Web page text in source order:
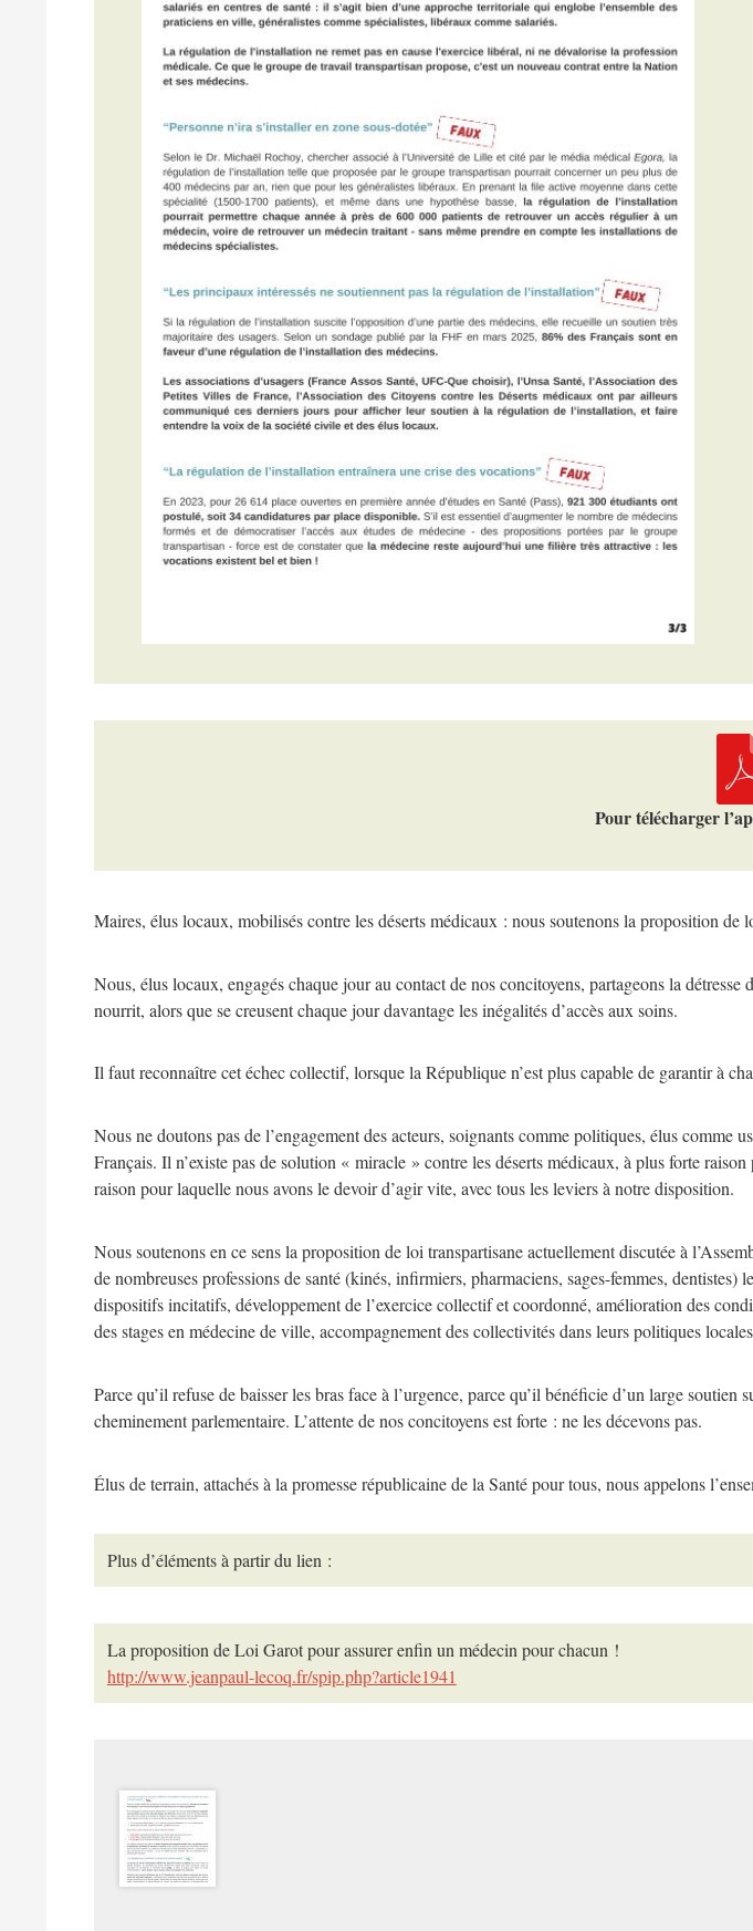
Pour télécharger
Maires, élus locaux, mobilisés contre les déserts médicaux : nous soutenons la proposition de
Nous, élus locaux, engagés chaque jour au contact de nos concitoyens, partageons la
nourrit, alors que se creusent chaque jour davantage les inégalités d’accès aux soins.
Il faut reconnaître cet échec collectif, lorsque la République n’est plus capable de garantir à
Nous ne doutons pas de l’engagement des acteurs, soignants comme politiques, élus comme
Français. Il n’existe pas de solution « miracle » contre les déserts médicaux, à plus forte
raison pour laquelle nous avons le devoir d’agir vite, avec tous les leviers à notre disposition.
Nous soutenons en ce sens la proposition de loi transpartisane actuellement discutée à
de nombreuses professions de santé (kinés, infirmiers, pharmaciens, sages-femmes,
dispositifs incitatifs, développement de l’exercice collectif et coordonné, amélioration des
des stages en médecine de ville, accompagnement des collectivités dans leurs politiques
Parce qu’il refuse de baisser les bras face à l’urgence, parce qu’il bénéficie d’un large
cheminement parlementaire. L’attente de nos concitoyens est forte : ne les décevons pas.
Élus de terrain, attachés à la promesse républicaine de la Santé pour tous, nous appelons
Plus d’éléments à partir du lien :
La proposition de Loi Garot pour assurer enfin un médecin pour chacun !
http://www.jeanpaul-lecoq.fr/spip.php?article1941